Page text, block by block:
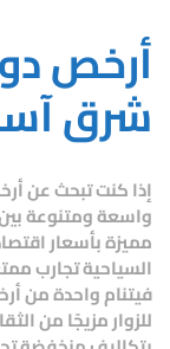
أرخص
شرق
إذا كنت تبحث عن
واسعة ومتنوعة
مميزة بأسعار
السياحيةتجارب
فيتنامواحدة من
للزوار مزيجًا من